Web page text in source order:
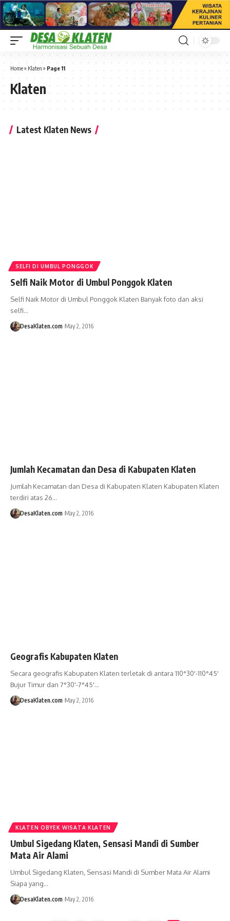
Home» Klaten » Page 11
Klaten
Latest Klaten News
SELFI DI UMBUL PONGGOK
Selfi Naik Motor di Umbul Ponggok Klaten
Selfi Naik Motor di Umbul Ponggok Klaten Banyak foto dan aksi
selfi…
DesaKlaten.com May 2, 2016
Jumlah Kecamatan dan Desa di Kabupaten Klaten
Jumlah Kecamatan dan Desa di Kabupaten Klaten Kabupaten Klaten
terdiri atas 26…
DesaKlaten.com May 2, 2016
Geografis Kabupaten Klaten
Secara geografis Kabupaten Klaten terletak di antara 110°30'-110°45'
Bujur Timur dan 7°30'-7°45'…
DesaKlaten.com May 2, 2016
KLATEN OBYEK WISATA KLATEN
Umbul Sigedang Klaten, Sensasi Mandi di Sumber
Mata Air Alami
Umbul Sigedang Klaten, Sensasi Mandi di Sumber Mata Air Alami
Siapa yang…
DesaKlaten.com May 2, 2016